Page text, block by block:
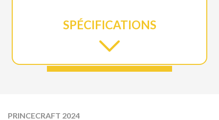
SPÉCIFICATIONS
PRINCECRAFT 2024